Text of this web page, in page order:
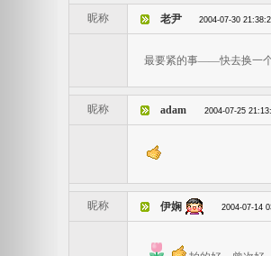
昵称 老尹 2004-07-30
最要紧的事——快去换一
昵称 adam 2004-07-25
昵称 伊娴 2004-07-14